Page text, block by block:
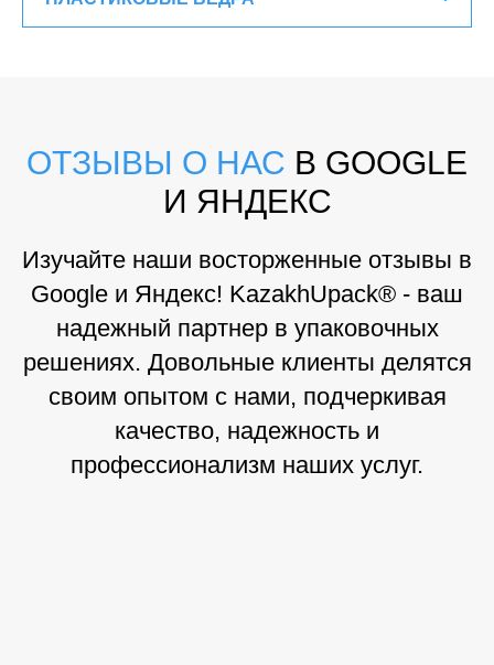
ОТЗЫВЫ О НАС В GOOGLE
И ЯНДЕКС
Изучайте наши восторженные отзывы в
Google и Яндекс! KazakhUpack® - ваш
надежный партнер в упаковочных
решениях. Довольные клиенты делятся
своим опытом с нами, подчеркивая
качество, надежность и
профессионализм наших услуг.